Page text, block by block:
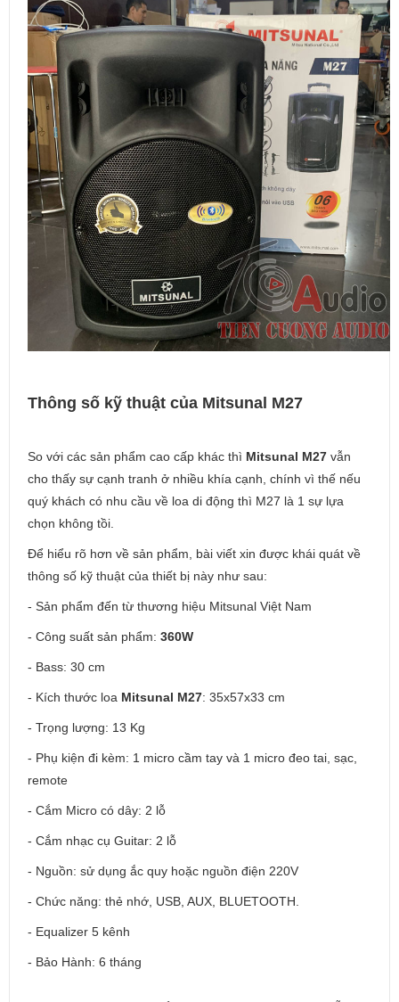
Thông số kỹ thuật của Mitsunal M27
So với các sản phẩm cao cấp khác thì Mitsunal M27 vẫn
cho thấy sự cạnh tranh ở nhiều khía cạnh, chính vì thế nếu
quý khách có nhu cầu về loa di động thì M27 là 1 sự lựa
chọn không tồi.
Để hiểu rõ hơn về sản phẩm, bài viết xin được khái quát về
thông số kỹ thuật của thiết bị này như sau:
- Sản phẩm đến từ thương hiệu Mitsunal Việt Nam
- Công suất sản phẩm: 360W
- Bass: 30 cm
- Kích thước loa Mitsunal M27: 35x57x33 cm
- Trọng lượng: 13 Kg
- Phụ kiện đi kèm: 1 micro cầm tay và 1 micro đeo tai, sạc,
remote
- Cắm Micro có dây: 2 lỗ
- Cắm nhạc cụ Guitar: 2 lỗ
- Nguồn: sử dụng ắc quy hoặc nguồn điện 220V
- Chức năng: thẻ nhớ, USB, AUX, BLUETOOTH.
- Equalizer 5 kênh
- Bảo Hành: 6 tháng